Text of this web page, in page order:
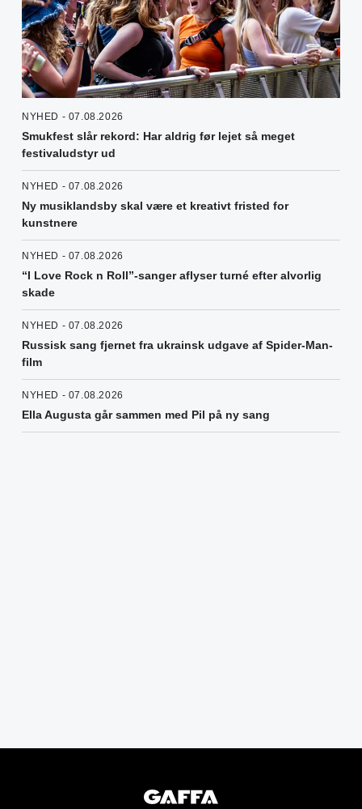
NYHED - 07.08.2026
Smukfest slår rekord: Har aldrig før lejet så meget
festivaludstyr ud
NYHED - 07.08.2026
Ny musiklandsby skal være et kreativt fristed for
kunstnere
NYHED - 07.08.2026
“I Love Rock n Roll”-sanger aflyser turné efter alvorlig
skade
NYHED - 07.08.2026
Russisk sang fjernet fra ukrainsk udgave af Spider-Man-
film
NYHED - 07.08.2026
Ella Augusta går sammen med Pil på ny sang